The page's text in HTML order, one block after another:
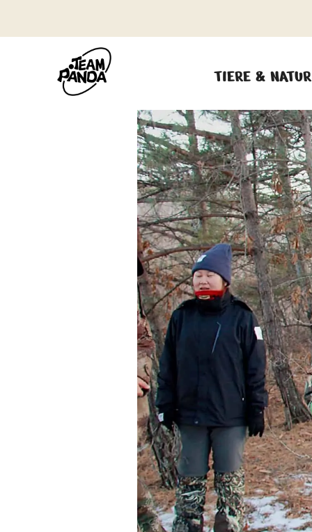
TIERE & NATUR